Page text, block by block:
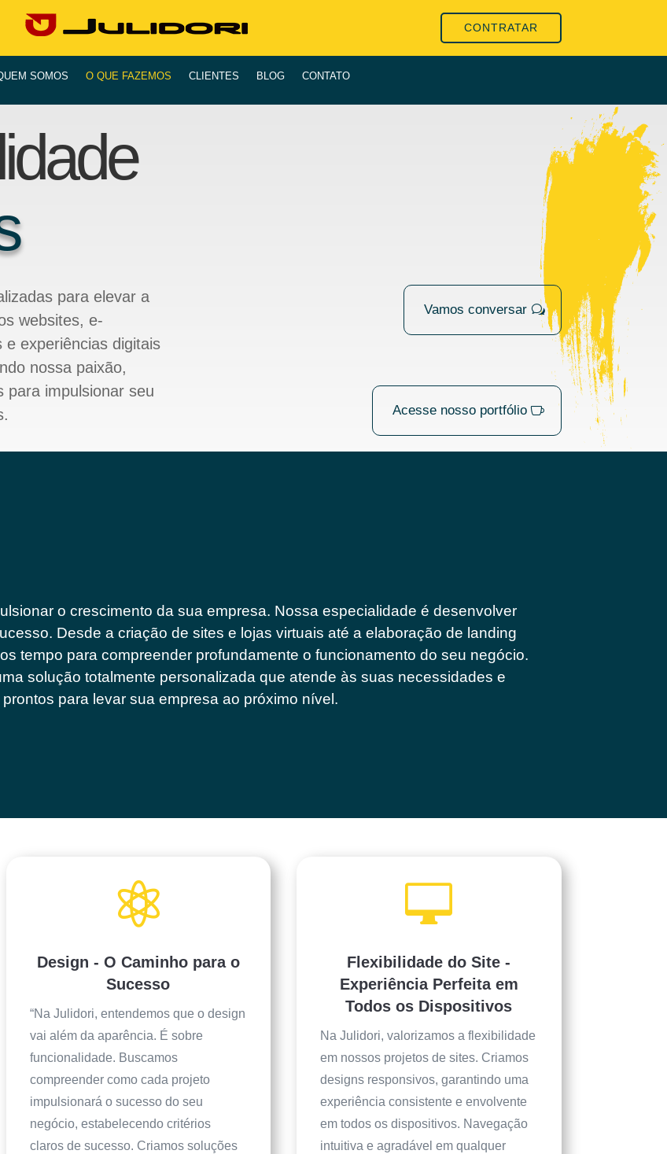
CONTRATAR
SOMOS O QUE FAZEMOS CLIENTES BLOG CONTATO
para elevar a
websites, e-
experiências digitais
nossa paixão,
para impulsionar seu
Vamos conversar
Acesse nosso portfólio
o crescimento da sua empresa. Nossa especialidade é desenvolver
Desde a criação de sites e lojas virtuais até a elaboração de landing
tempo para compreender profundamente o funcionamento do seu negócio.
solução totalmente personalizada que atende às suas necessidades e
para levar sua empresa ao próximo nível.

Design - O Caminho para o
Sucesso
“Na Julidori, entendemos que o design
vai além da aparência. É sobre
funcionalidade. Buscamos
compreender como cada projeto
impulsionará o sucesso do seu
negócio, estabelecendo critérios
claros de sucesso. Criamos soluções

Flexibilidade do Site -
Experiência Perfeita em
Todos os Dispositivos
Na Julidori, valorizamos a flexibilidade
em nossos projetos de sites. Criamos
designs responsivos, garantindo uma
experiência consistente e envolvente
em todos os dispositivos. Navegação
intuitiva e agradável em qualquer